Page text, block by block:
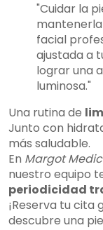
"Cuidar la
mantenerla
facial
ajustada a
lograr una
luminosa."
Una rutina de
Junto con
más saludable.
En Margot
nuestro equipo
periodicidad
¡Reserva tu cita
descubre una